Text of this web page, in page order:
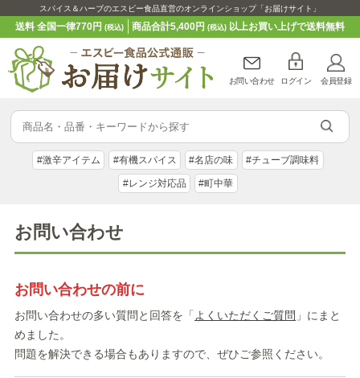
スパイス＆ハーブのエスビー食品直営のオンラインショップ「お届けサイト」
送料 全国一律770円(税込) 商品合計5,400円 (税込)以上お買い上げで送料無料
お問い合わせ ログイン 会員登録
#激辛アイテム #有機スパイス #名店の味 #チューブ調味料
#レンジ対応品 #町中華
お問い合わせ
お問い合わせの前に
お問い合わせの多い質問と回答を「 よくいただくご質問 」にまと
めました。
問題を解決できる場合もありますので、ぜひご参照ください。